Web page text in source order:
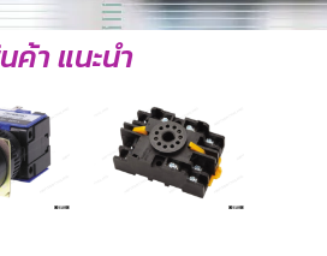
ค้า แนะนำ